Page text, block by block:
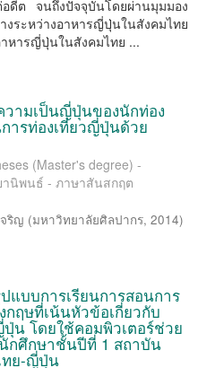
ดีต จนถึงปัจจุบันโดยผ่านมุมมอง
ระหว่างอาหารญี่ปุ่นในสังคมไทย
หารญี่ปุ่นในสังคมไทย ...
วามเป็นญี่ปุ่นของนักท่อง
ารท่องเที่ยวญี่ปุ่นด้วย
(Master's degree) -
านิพนธ์ - ภาษาสันสกฤต
ริญ (มหาวิทยาลัยศิลปากร, 2014)
แบบการเรียนการสอนการ
กฤษที่เน้นหัวข้อเกี่ยวกับ
น โดยใช้คอมพิวเตอร์ช่วย
กศึกษาชั้นปีที่ 1 สถาบัน
ทย-ญี่ปุ่น